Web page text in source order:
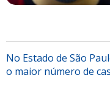
No Estado de São
o maior número de